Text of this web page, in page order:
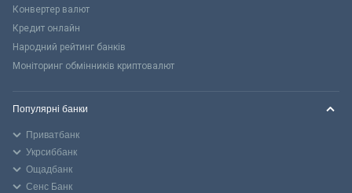
Конвертер валют
Кредит онлайн
Народний рейтинг банків
Моніторинг обмінників криптовалют
Популярні банки
Приватбанк
Укрсиббанк
Ощадбанк
Сенс Банк